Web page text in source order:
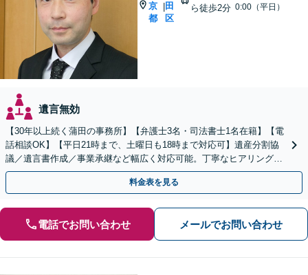
京
都
|田
区
ら徒歩2分 0:00（平日）
遺言無効
【30年以上続く蒲田の事務所】【弁護士3名・司法書士1名在籍】【電
話相談OK】【平日21時まで、土曜日も18時まで対応可】遺産分割協
議／遺言書作成／事業承継など幅広く対応可能。丁寧なヒアリングを
心がけております【蒲田駅2分】
料金表を見る
電話でお問い合わせ メールでお問い合わせ